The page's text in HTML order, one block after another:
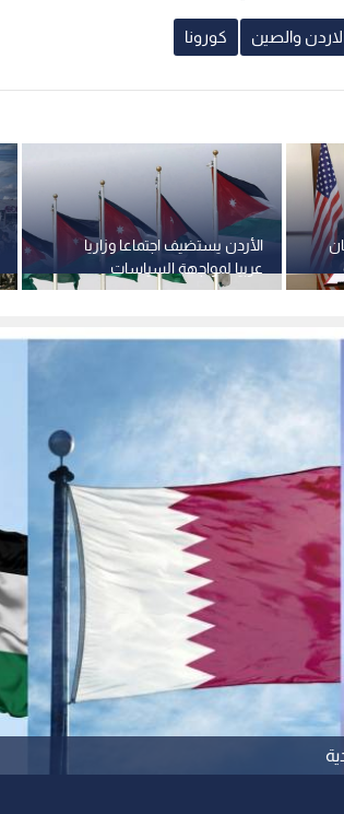
والصين كورونا
الأردن يستضيف اجتماعا وزاريا
عربيا لمواجهة السياسات
الإسرائيلية الاربعاء